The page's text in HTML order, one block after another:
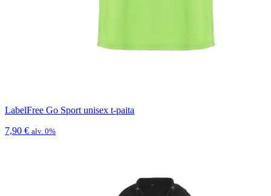
LabelFree Go Sport unisex t-paita
7,90 € alv. 0%